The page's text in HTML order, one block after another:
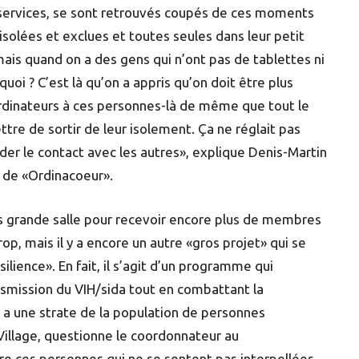
se sont retrouvés coupés de ces moments
et exclues et toutes seules dans leur petit
quand on a des gens qui n’ont pas de tablettes ni
? C’est là qu’on a appris qu’on doit être plus
à ces personnes-là de même que tout le
de sortir de leur isolement. Ça ne réglait pas
le contact avec les autres», explique Denis-Martin
«Ordinacoeur».
salle pour recevoir encore plus de membres
mais il y a encore un autre «gros projet» qui se
En fait, il s’agit d’un programme qui
du VIH/sida tout en combattant la
une strate de la population de personnes
questionne le coordonnateur au